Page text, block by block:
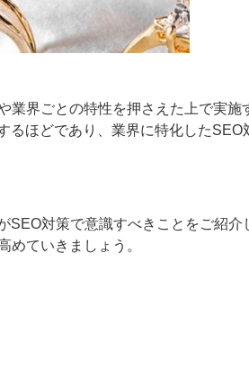
業界ごとの特性を押さえた上で実施
るほどであり、業界に特化したSEO
SEO対策で意識すべきことをご紹介
めていきましょう。